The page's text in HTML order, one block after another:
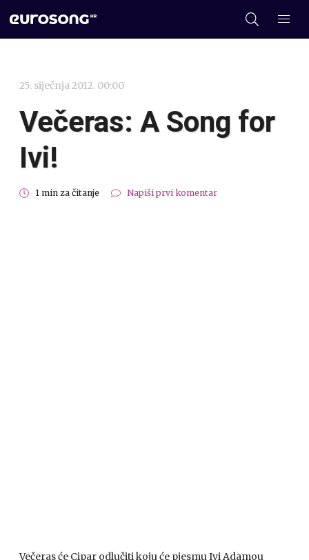
25. siječnja 2012. 00:00
Večeras: A Song for
Ivi!
1 min za čitanje Napiši prvi komentar
Večeras će Cipar odlučiti koju će pjesmu Ivi Adamou